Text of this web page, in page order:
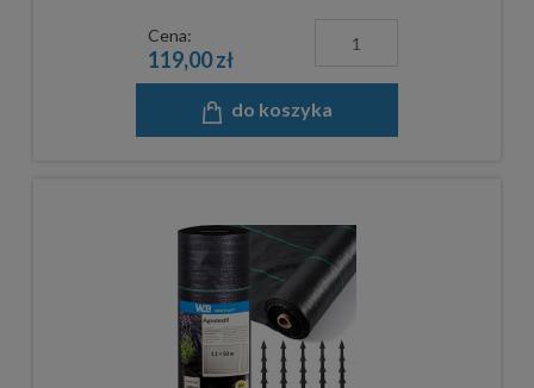
Cena:
119,00 zł
do koszyka